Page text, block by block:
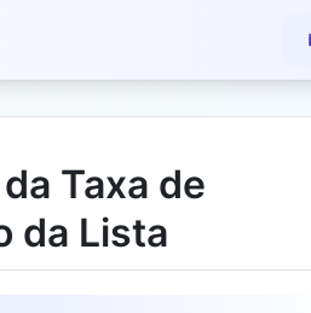
Taxa de
da Lista